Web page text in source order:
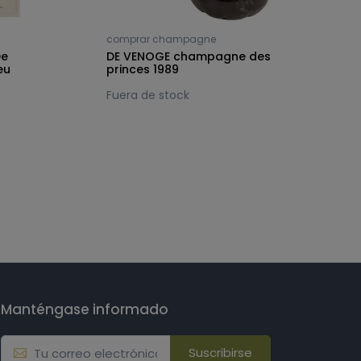
comprar champagne
DE VENOGE champagne des
princes 1989
Fuera de stock
Manténgase informado
Suscribirse